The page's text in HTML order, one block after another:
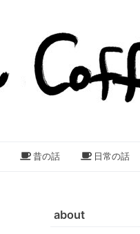
昔の話 日常の話
about